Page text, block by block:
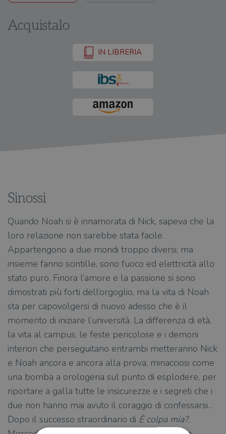
Acquistalo
IN LIBRERIA
Sinossi
Quando Noah si è innamorata di Nick, sapeva che la
loro relazione non sarebbe stata facile.
Appartengono a due mondi troppo diversi, ma
insieme fanno scintille, sono fuoco ed elettricità allo
stato puro. Finora l’amore e la passione si sono
dimostrati più forti dell’orgoglio, ma la vita di Noah
sta per capovolgersi di nuovo adesso che è il
momento di iniziare l’università. La differenza di età,
la vita al campus, le feste pericolose e i demoni
interiori che perseguitano entrambi metteranno Nick
e Noah ancora e ancora alla prova, minacciosi come
una bomba a orologeria sul punto di esplodere, per
riportare a galla tutte le insicurezze e i segreti che i
due non hanno mai avuto il coraggio di confessarsi…
Dopo il successo straordinario di È colpa mia?,